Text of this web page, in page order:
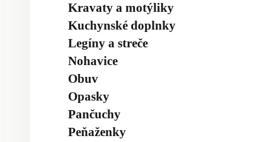
Kravaty a motýliky
Kuchynské doplnky
Legíny a streče
Nohavice
Obuv
Opasky
Pančuchy
Peňaženky